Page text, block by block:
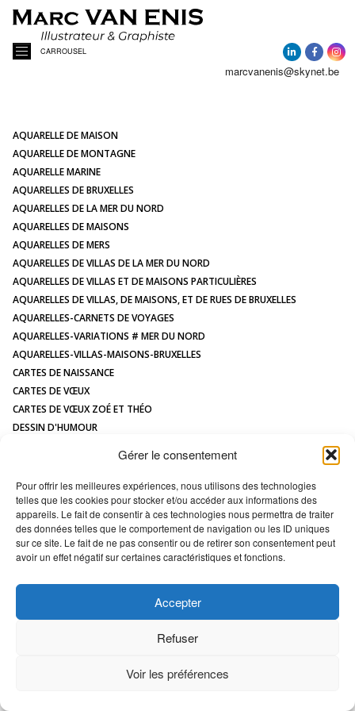
Gérer le consentement
Pour offrir les meilleures expériences, nous utilisons des technologies
telles que les cookies pour stocker et/ou accéder aux informations des
appareils. Le fait de consentir à ces technologies nous permettra de traiter
des données telles que le comportement de navigation ou les ID uniques
sur ce site. Le fait de ne pas consentir ou de retirer son consentement peut
avoir un effet négatif sur certaines caractéristiques et fonctions.
Accepter
Refuser
Voir les préférences
CARROUSEL
A PROPOS
ACTUALITÉ
AQUARELLES
ILLUSTRATIONS
CONTACT
marcvanenis@skynet.be
AQUARELLE DE MAISON
AQUARELLE DE MONTAGNE
AQUARELLE MARINE
AQUARELLES DE BRUXELLES
AQUARELLES DE LA MER DU NORD
AQUARELLES DE MAISONS
AQUARELLES DE MERS
AQUARELLES DE VILLAS DE LA MER DU NORD
AQUARELLES DE VILLAS ET DE MAISONS PARTICULIÈRES
AQUARELLES DE VILLAS, DE MAISONS, ET DE RUES DE BRUXELLES
AQUARELLES-CARNETS DE VOYAGES
AQUARELLES-VARIATIONS # MER DU NORD
AQUARELLES-VILLAS-MAISONS-BRUXELLES
CARTES DE NAISSANCE
CARTES DE VŒUX
CARTES DE VŒUX ZOÉ ET THÉO
DESSIN D'HUMOUR
ILLUSTRATIONS JEUNESSE
LOGOS
MAQUETTES / MODÈLES
PORTRAIT DE MAISON